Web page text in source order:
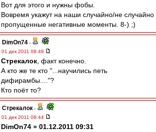
Вот для этого и нужны фобы.
Вовремя укажут на наши случайно/не случайно
пропущенные негативные моменты. 8-) ;)
DimOn74 -
01 дек 2011 08:48
Стрекалок , факт конечно.
А кто же те кто "...научились петь
дифирамбы...."?
Кто поёт то?
Стрекалок -
01 дек 2011 08:44
DimOn74 » 01.12.2011 09:31